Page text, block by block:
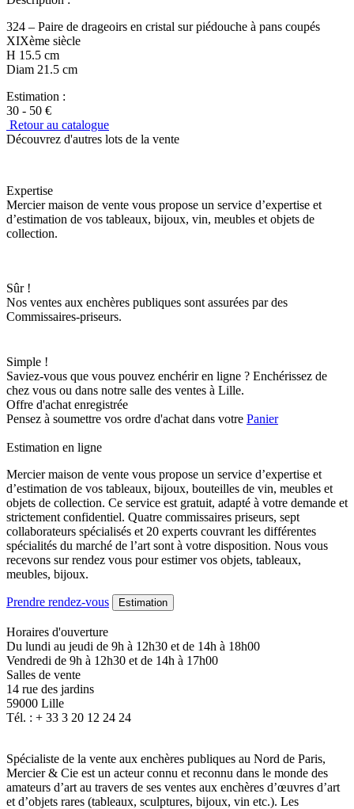
324 – Paire de drageoirs en cristal sur piédouche à pans coupés
XIXème siècle
H 15.5 cm
Diam 21.5 cm
Estimation :
30 - 50 €
Retour au catalogue
Découvrez d'autres lots de la vente
Expertise
Mercier maison de vente vous propose un service d’expertise et
d’estimation de vos tableaux, bijoux, vin, meubles et objets de
collection.
Sûr !
Nos ventes aux enchères publiques sont assurées par des
Commissaires-priseurs.
Simple !
Saviez-vous que vous pouvez enchérir en ligne ? Enchérissez de
chez vous ou dans notre salle des ventes à Lille.
Offre d'achat enregistrée
Pensez à soumettre vos ordre d'achat dans votre Panier
Estimation en ligne
Mercier maison de vente vous propose un service d’expertise et
d’estimation de vos tableaux, bijoux, bouteilles de vin, meubles et
objets de collection. Ce service est gratuit, adapté à votre demande et
strictement confidentiel. Quatre commissaires priseurs, sept
collaborateurs spécialisés et 20 experts couvrant les différentes
spécialités du marché de l’art sont à votre disposition. Nous vous
recevons sur rendez vous pour estimer vos objets, tableaux,
meubles, bijoux.
Prendre rendez-vous Estimation
Horaires d'ouverture
Du lundi au jeudi de 9h à 12h30 et de 14h à 18h00
Vendredi de 9h à 12h30 et de 14h à 17h00
Salles de vente
14 rue des jardins
59000 Lille
Tél. : + 33 3 20 12 24 24
Spécialiste de la vente aux enchères publiques au Nord de Paris,
Mercier & Cie est un acteur connu et reconnu dans le monde des
amateurs d’art au travers de ses ventes aux enchères d’œuvres d’art
et d’objets rares (tableaux, sculptures, bijoux, vin etc.). Les